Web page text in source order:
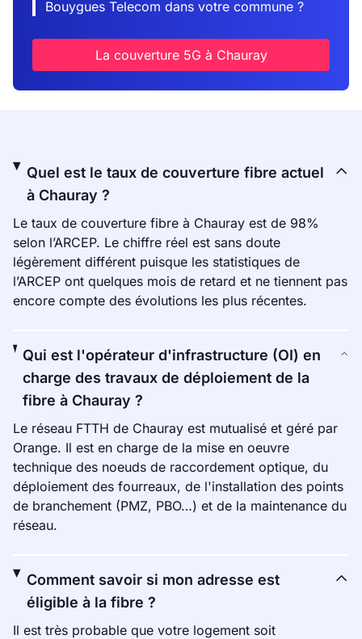
Bouygues Telecom dans votre commune ?
La couverture 5G à Chauray
Quel est le taux de couverture fibre actuel
à Chauray ?
Le taux de couverture fibre à Chauray est de 98%
selon l’ARCEP. Le chiffre réel est sans doute
légèrement différent puisque les statistiques de
l’ARCEP ont quelques mois de retard et ne tiennent pas
encore compte des évolutions les plus récentes.
Qui est l'opérateur d'infrastructure (OI) en
charge des travaux de déploiement de la
fibre à Chauray ?
Le réseau FTTH de Chauray est mutualisé et géré par
Orange. Il est en charge de la mise en oeuvre
technique des noeuds de raccordement optique, du
déploiement des fourreaux, de l'installation des points
de branchement (PMZ, PBO…) et de la maintenance du
réseau.
Comment savoir si mon adresse est
éligible à la fibre ?
Il est très probable que votre logement soit